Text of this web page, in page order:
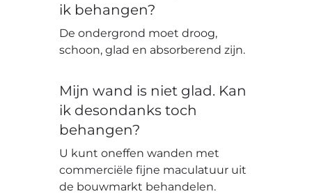
ik behangen?
De ondergrond moet droog,
schoon, glad en absorberend zijn.
Mijn wand is niet glad. Kan
ik desondanks toch
behangen?
U kunt oneffen wanden met
commerciële fijne maculatuur uit
de bouwmarkt behandelen.